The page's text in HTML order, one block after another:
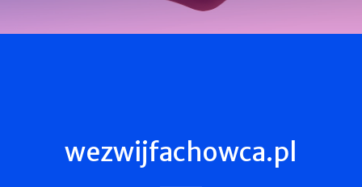
wezwijfachowca.pl